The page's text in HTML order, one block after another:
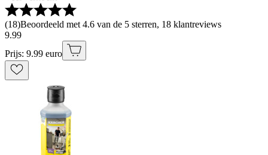
(18)Beoordeeld met 4.6 van de 5 sterren, 18 klantreviews
9.99
Prijs: 9.99 euro